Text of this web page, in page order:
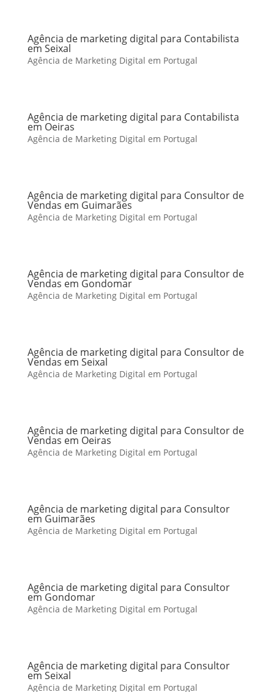
Agência de marketing digital para Contabilista
em Seixal
Agência de Marketing Digital em Portugal
Agência de marketing digital para Contabilista
em Oeiras
Agência de Marketing Digital em Portugal
Agência de marketing digital para Consultor de
Vendas em Guimarães
Agência de Marketing Digital em Portugal
Agência de marketing digital para Consultor de
Vendas em Gondomar
Agência de Marketing Digital em Portugal
Agência de marketing digital para Consultor de
Vendas em Seixal
Agência de Marketing Digital em Portugal
Agência de marketing digital para Consultor de
Vendas em Oeiras
Agência de Marketing Digital em Portugal
Agência de marketing digital para Consultor
em Guimarães
Agência de Marketing Digital em Portugal
Agência de marketing digital para Consultor
em Gondomar
Agência de Marketing Digital em Portugal
Agência de marketing digital para Consultor
em Seixal
Agência de Marketing Digital em Portugal